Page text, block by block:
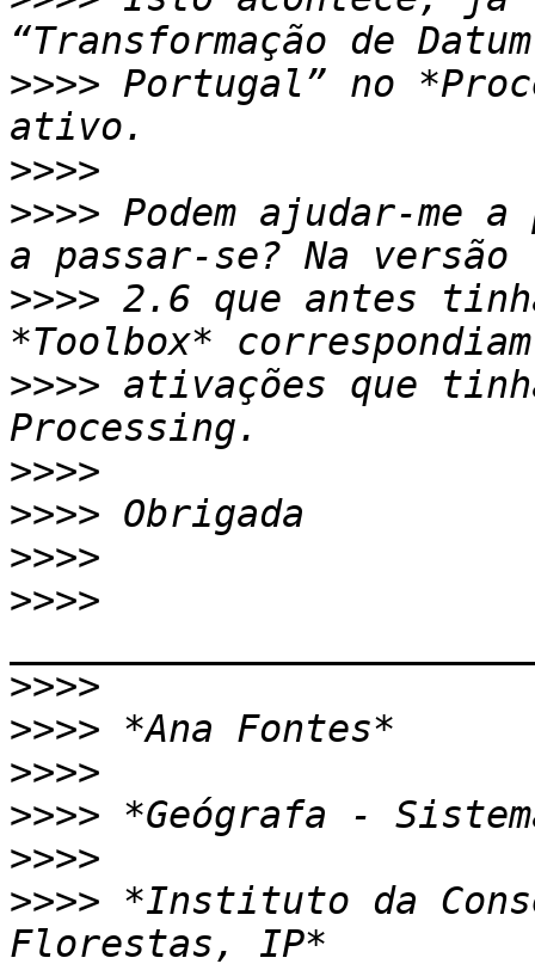
>>>> Portugal” no
>>>>
>>>> Podem ajudar-me
>>>> 2.6 que antes
>>>> ativações que
>>>>
>>>>
>>>>
>>>>
>>>>
>>>>
>>>>
>>>>
>>>>
>>>> *Instituto da